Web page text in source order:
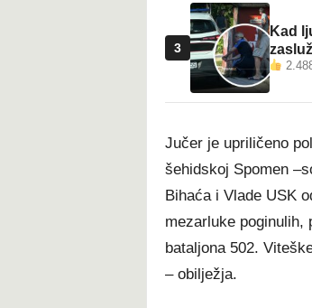
3
Kad
Jučer je upriličeno
šehidskoj Spomen
Bihaća i Vlade USK
mezarluke
bataljona 502.
– obilježja.